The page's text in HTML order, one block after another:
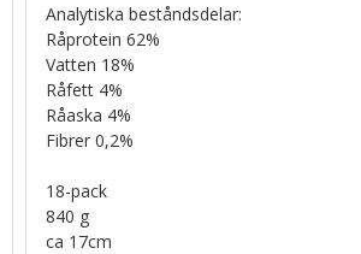
Analytiska beståndsdelar:
Råprotein 62%
Vatten 18%
Råfett 4%
Råaska 4%
Fibrer 0,2%
18-pack
840 g
ca 17cm